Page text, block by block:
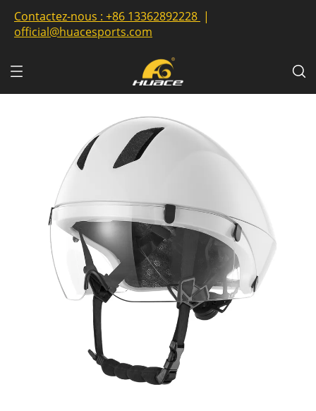
Contactez-nous : +86 13362892228 |
official@huacesports.com